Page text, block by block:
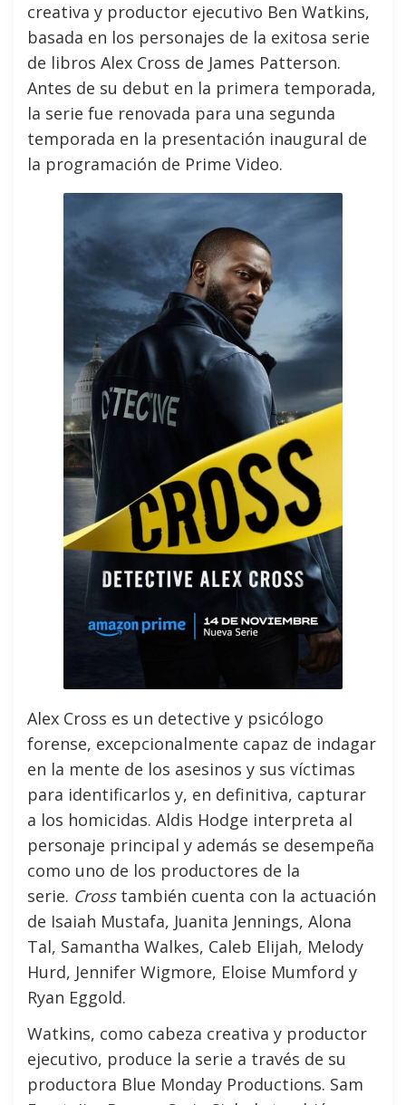
creativa y productor ejecutivo Ben Watkins,
basada en los personajes de la exitosa serie
de libros Alex Cross de James Patterson.
Antes de su debut en la primera temporada,
la serie fue renovada para una segunda
temporada en la presentación inaugural de
la programación de Prime Video.
Alex Cross es un detective y psicólogo
forense, excepcionalmente capaz de indagar
en la mente de los asesinos y sus víctimas
para identificarlos y, en definitiva, capturar
a los homicidas. Aldis Hodge interpreta al
personaje principal y además se desempeña
como uno de los productores de la
serie. Crosstambién cuenta con la actuación
de Isaiah Mustafa, Juanita Jennings, Alona
Tal, Samantha Walkes, Caleb Elijah, Melody
Hurd, Jennifer Wigmore, Eloise Mumford y
Ryan Eggold.
Watkins, como cabeza creativa y productor
ejecutivo, produce la serie a través de su
productora Blue Monday Productions. Sam